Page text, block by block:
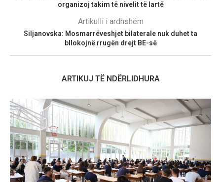
organizoj takim të nivelit të lartë
Artikulli i ardhshëm
Siljanovska: Mosmarrëveshjet bilaterale nuk duhet ta
bllokojnë rrugën drejt BE-së
ARTIKUJ TË NDËRLIDHURA